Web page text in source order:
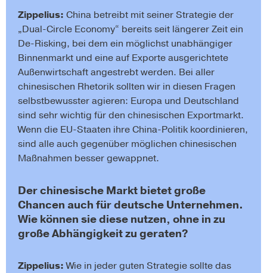
Zippelius: China betreibt mit seiner Strategie der
„Dual-Circle Economy“ bereits seit längerer Zeit ein
De-Risking, bei dem ein möglichst unabhängiger
Binnenmarkt und eine auf Exporte ausgerichtete
Außenwirtschaft angestrebt werden. Bei aller
chinesischen Rhetorik sollten wir in diesen Fragen
selbstbewusster agieren: Europa und Deutschland
sind sehr wichtig für den chinesischen Exportmarkt.
Wenn die EU-Staaten ihre China-Politik koordinieren,
sind alle auch gegenüber möglichen chinesischen
Maßnahmen besser gewappnet.
Der chinesische Markt bietet große
Chancen auch für deutsche Unternehmen.
Wie können sie diese nutzen, ohne in zu
große Abhängigkeit zu geraten?
Zippelius:Wie in jeder guten Strategie sollte das